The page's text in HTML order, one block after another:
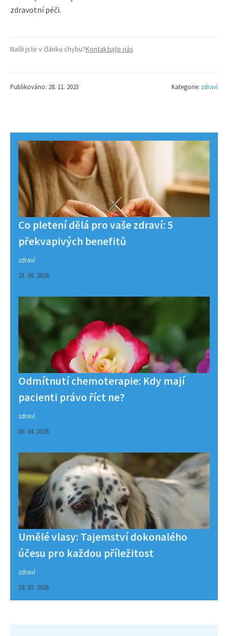
zdravotní péči.
Našli jste v článku chybu?Kontaktujte nás
Publikováno: 28. 11. 2023 Kategorie: zdraví
Co pletení dělá pro vaše zdraví: 5
překvapivých benefitů
zdraví
23. 06. 2026
Odmítnutí chemoterapie: Kdy mají
pacienti právo říct ne?
zdraví
06. 04. 2026
Umělé vlasy: Tajemství dokonalého
účesu pro každou příležitost
zdraví
18. 03. 2026